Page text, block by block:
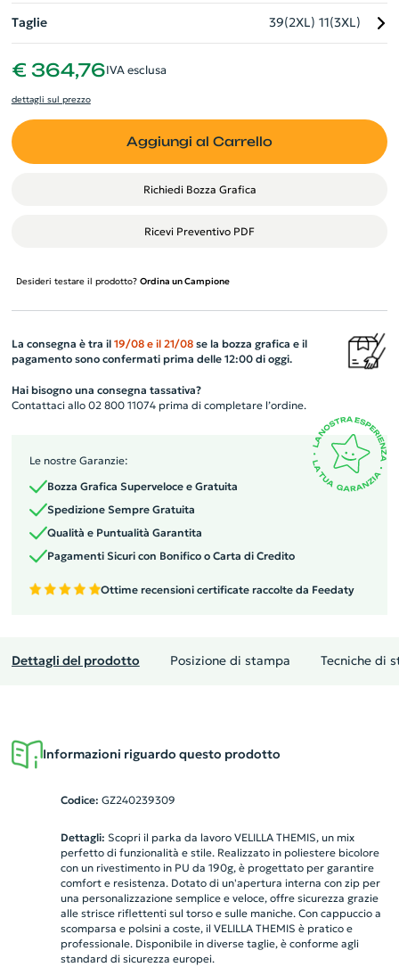
Taglie 39(2XL) 11(3XL)
€ 364,76IVA esclusa
dettagli sul prezzo
Aggiungi al Carrello
Richiedi Bozza Grafica
Ricevi Preventivo PDF
Desideri testare il prodotto? Ordina un Campione
La consegna è tra il 19/08 e il 21/08se la bozza grafica e il
pagamento sono confermati prima delle 12:00 di oggi.
Hai bisogno una consegna tassativa?
Contattaci allo 02 800 11074 prima di completare l’ordine.
Le nostre Garanzie:
Bozza Grafica Superveloce e Gratuita
Spedizione Sempre Gratuita
Qualità e Puntualità Garantita
Pagamenti Sicuri con Bonifico o Carta di Credito
Ottime recensioni certificate raccolte da Feedaty
Dettagli del prodotto Posizione di stampa Tecniche di
Informazioni riguardo questo prodotto
Codice: GZ240239309
Dettagli: Scopri il parka da lavoro VELILLA THEMIS, un mix
perfetto di funzionalità e stile. Realizzato in poliestere bicolore
con un rivestimento in PU da 190g, è progettato per garantire
comfort e resistenza. Dotato di un'apertura interna con zip per
una personalizzazione semplice e veloce, offre sicurezza grazie
alle strisce riflettenti sul torso e sulle maniche. Con cappuccio a
scomparsa e polsini a coste, il VELILLA THEMIS è pratico e
professionale. Disponibile in diverse taglie, è conforme agli
standard di sicurezza europei.